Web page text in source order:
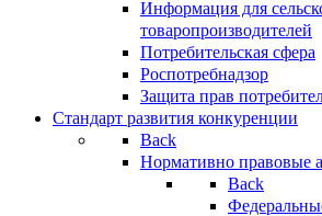
Информация для
товаропроизводителей
Потребительская сфера
Роспотребнадзор
Защита прав
Стандарт развития конкуренции
Back
Нормативно правовые
Back